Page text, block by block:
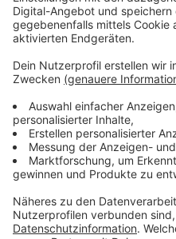
Zuspiel), Eline
Mittelblock), Paulina
Mittelblock) sowie
Diagonal).
Die Verantwortlichen
schon bald den
können.
Meisterschaft soll nach
Oktober starten.
Veröffentlicht:Donnerstag,